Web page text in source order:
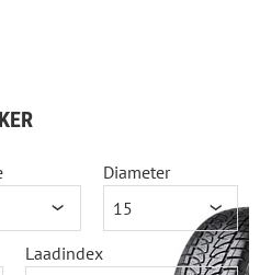
Diameter
Laadindex